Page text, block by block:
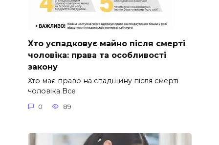
Хто успадковує майно після смерті
чоловіка: права та особливості
закону
Хто має право на спадщину після смерті
чоловіка Все
0 89